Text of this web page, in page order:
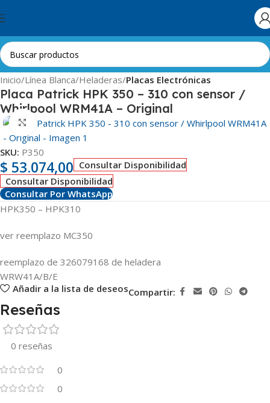
Skip to navigation
Inicio Línea Blanca Heladeras Placas Electrónicas
Placa Patrick HPK 350 – 310 con sensor /
Whirlpool WRM41A – Original
Clic para ampliar
SKU: P350
$ 53.074,00 Consultar Disponibilidad
Consultar Disponibilidad
Consultar Por WhatsApp
HPK350 – HPK310
ver reemplazo MC350
reemplazo de 326079168 de heladera
WRW41A/B/E
Añadir a la lista de deseosCompartir:
Reseñas
0 reseñas
0
0